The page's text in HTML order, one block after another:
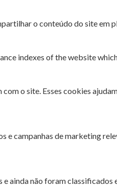
o conteúdo do site
indexes of the website
o site. Esses cookies
e campanhas de marketing
ainda não foram classificados